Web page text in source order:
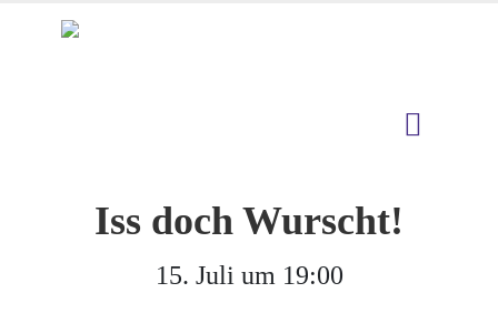
Iss doch Wurscht!
15. Juli um 19:00